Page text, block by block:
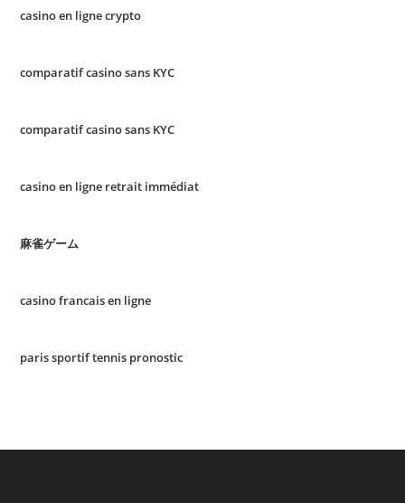
casino en ligne crypto
comparatif casino sans KYC
comparatif casino sans KYC
casino en ligne retrait immédiat
麻雀ゲーム
casino francais en ligne
paris sportif tennis pronostic